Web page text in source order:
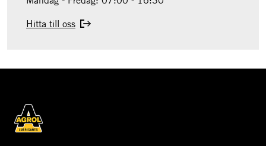
Hitta till oss